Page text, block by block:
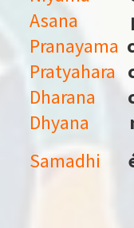
Asana
Pranayama
Pratyahara
Dharana
Dhyana
Samadhi